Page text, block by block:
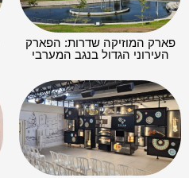
פארק המוזיקה שדרות: הפארק
העירוני הגדול בנגב המערבי